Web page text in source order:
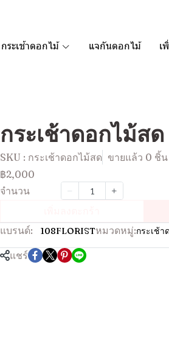
กระเช้าดอกไม้ แจกันดอกไม้ เ
กระเช้าดอกไม้สด
SKU : กระเช้าดอกไม้สด ขายแล้ว 0 ชิ้น
฿2,000
จำนวน
แบรนด์:
108FLORISTหมวดหมู่:กระเช้า
แชร์